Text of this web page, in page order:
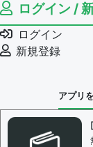
ログイン /
ログイン
新規登録
アプリ